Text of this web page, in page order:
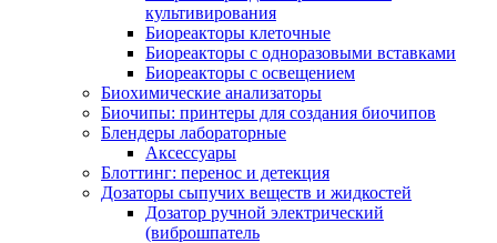
культивирования
Биореакторы клеточные
Биореакторы с одноразовыми вставками
Биореакторы с освещением
Биохимические анализаторы
Биочипы: принтеры для создания биочипов
Блендеры лабораторные
Аксессуары
Блоттинг: перенос и детекция
Дозаторы сыпучих веществ и жидкостей
Дозатор ручной электрический
(виброшпатель